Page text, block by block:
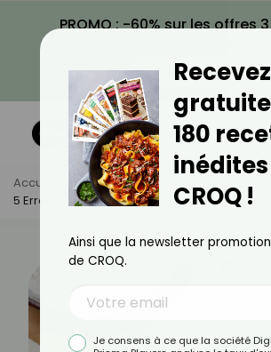
PROMO : -60% sur les offres
VOIR LA PROMO
Accueil Actus
Astuces Culinaires
5 Erreurs Quand On Prépare Une Béchamel
Recevez
180
CROQ !
Ainsi que la newsletter
de CROQ.
Je consens à ce que la société